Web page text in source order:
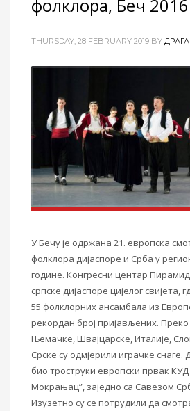
фолклора, Беч
THURSDAY, 28 FEBRUARY 2019 BY
У Бечу је одржана 21. европска
фолклора дијаспоре и Срба у
године. Конгресни центар
српске дијаспоре цијелог свијета,
55 фолклорних ансамбала из
рекордан број пријављених. Преко
Њемачке, Швајцарске, Италије,
Срске су одмјерили играчке снаге.
био троструки европски првак
Мокрањац”, заједно са Савезом
Изузетно су се потрудили да